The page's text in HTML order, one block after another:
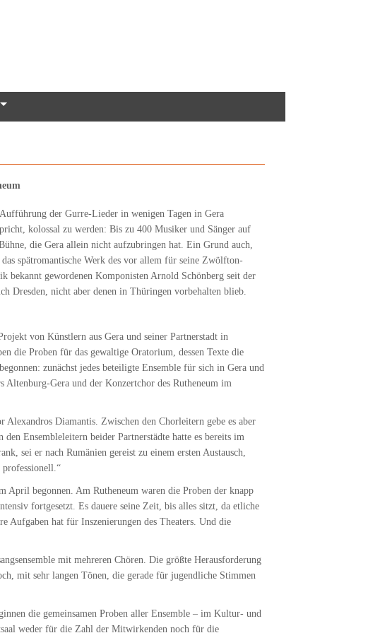
der Gurre-Lieder in wenigen Tagen in Gera
kolossal zu werden: Bis zu 400 Musiker und Sänger auf
die Gera allein nicht aufzubringen hat. Ein Grund auch,
das spätromantische Werk des vor allem für seine Zwölfton-
bekannt gewordenen Komponisten Arnold Schönberg seit der
Dresden, nicht aber denen in Thüringen vorbehalten blieb.
von Künstlern aus Gera und seiner Partnerstadt in
die Proben für das gewaltige Oratorium, dessen Texte die
zunächst jedes beteiligte Ensemble für sich in Gera und
Altenburg-Gera und der Konzertchor des Rutheneum im
Alexandros Diamantis. Zwischen den Chorleitern gebe es aber
Ensembleleitern beider Partnerstädte hatte es bereits im
sei er nach Rumänien gereist zu einem ersten Austausch,
April begonnen. Am Rutheneum waren die Proben der knapp
fortgesetzt. Es dauere seine Zeit, bis alles sitzt, da etliche
Aufgaben hat für Inszenierungen des Theaters. Und die
mit mehreren Chören. Die größte Herausforderung
mit sehr langen Tönen, die gerade für jugendliche Stimmen
die gemeinsamen Proben aller Ensemble – im Kultur- und
weder für die Zahl der Mitwirkenden noch für die